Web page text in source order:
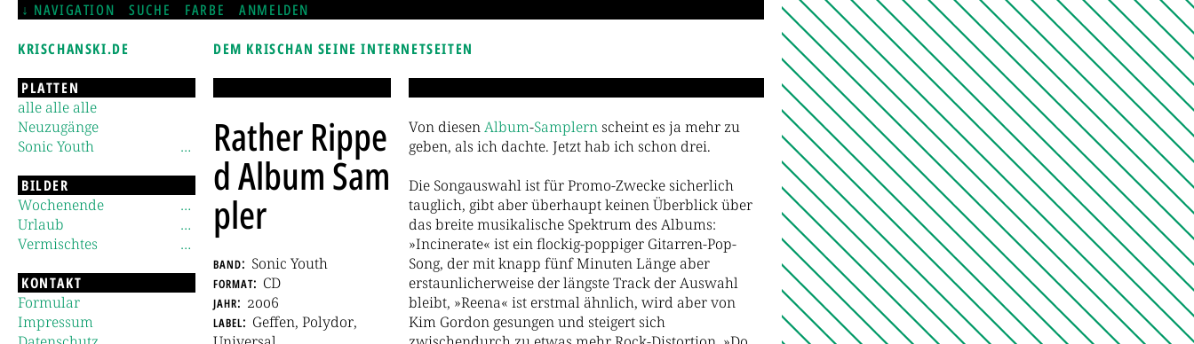
NAVIGATION SUCHE FARBE ANMELDEN
KRISCHANSKI.DE DEM KRISCHAN SEINE INTERNETSEITEN
Rather Rippe
d Album Sam
pler
band Sonic Youth
format CD
jahr 2006
label Geffen, Polydor,
Von diesenAlbum-Samplernscheint es ja mehr zu
geben, als ich dachte. Jetzt hab ich schon drei.
Die Songauswahl ist für Promo-Zwecke sicherlich
tauglich, gibt aber überhaupt keinen Überblick über
das breite musikalische Spektrum des Albums:
»Incinerate« ist ein flockig-poppiger Gitarren-Pop-
Song, der mit knapp fünf Minuten Länge aber
erstaunlicherweise der längste Track der Auswahl
bleibt, »Reena« ist erstmal ähnlich, wird aber von
Kim Gordon gesungen und steigert sich
PLATTEN
alle alle alle
Neuzugänge
Sonic Youth
BILDER
Wochenende
Urlaub
Vermischtes
KONTAKT
Formular
Impressum